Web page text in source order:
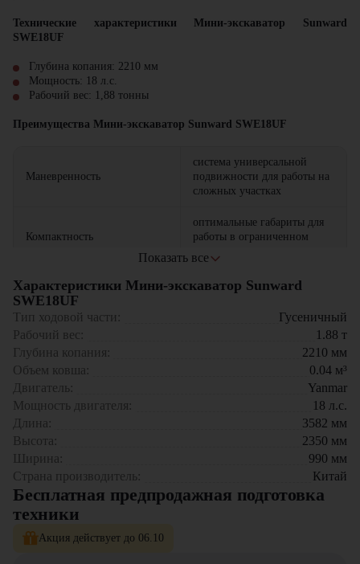
Технические характеристики Мини-экскаватор Sunward
SWE18UF
Глубина копания: 2210 мм
Мощность: 18 л.с.
Рабочий вес: 1,88 тонны
Преимущества Мини-экскаватор Sunward SWE18UF
Маневренность
система универсальной
подвижности для работы на
сложных участках
Компактность
оптимальные габариты для
работы в ограниченном
Экономичность
низкий расход топлива и
доступная стоимость
Универсальность
возможность использования
Стабильность
рамы для безопасной работы
Мини-экскаватор Sunward SWE18UF оптимален для:
Коммунального хозяйства и благоустройства
Строительных работ в городской среде
Ландшафтного дизайна и озеленения
Прокладки коммуникаций на сложном рельефе
Мини-экскаватор Sunward SWE18UF предлагает оптимальное
сочетание функциональности и доступной цены. Уникальная
система подвижности и продуманная конструкция делают эту
модель практичным решением для профессионалов, ищущих
надежную технику для работы в сложных условиях.
Мини-экскаватор Sunward SWE18UF можно приобрести в
компании "ЦТО". Мы являемся официальным дилером и
предлагаем новые модели техники с полным сервисным
Показать все
Характеристики Мини-экскаватор Sunward
SWE18UF
Тип ходовой части:
Гусеничный
Рабочий вес:
1.88 т
Глубина копания:
2210 мм
Объем ковша:
0.04 м³
Двигатель:
Yanmar
Мощность двигателя:
18 л.с.
Длина:
3582 мм
Высота:
2350 мм
Ширина:
990 мм
Страна производитель:
Китай
Бесплатная предпродажная подготовка
техники
Акция действует до 06.10